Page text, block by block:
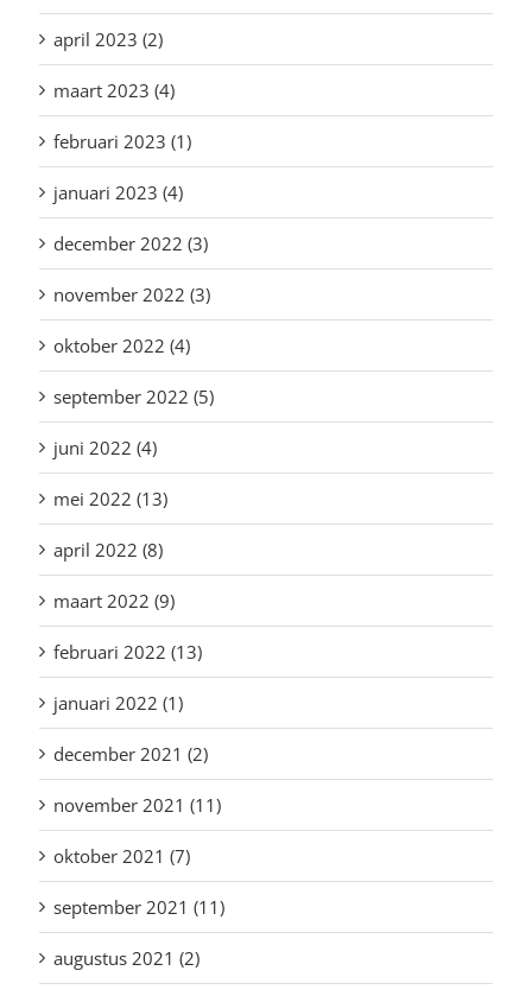
april 2023 (2)
maart 2023 (4)
februari 2023 (1)
januari 2023 (4)
december 2022 (3)
november 2022 (3)
oktober 2022 (4)
september 2022 (5)
juni 2022 (4)
mei 2022 (13)
april 2022 (8)
maart 2022 (9)
februari 2022 (13)
januari 2022 (1)
december 2021 (2)
november 2021 (11)
oktober 2021 (7)
september 2021 (11)
augustus 2021 (2)